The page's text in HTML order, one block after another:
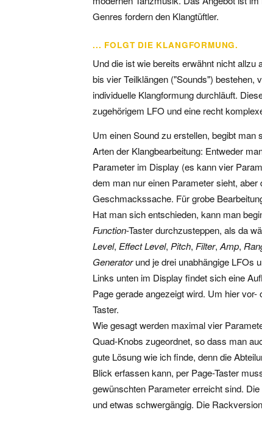
Genres fordern den Klangtüftler.
... FOLGT DIE KLANGFORMUNG.
Und die ist wie bereits erwähnt nicht allzu
bis vier Teilklängen ("Sounds") bestehen,
individuelle Klangformung durchläuft.
zugehörigem LFO und eine recht
Um einen Sound zu erstellen, begibt
Arten der Klangbearbeitung: Entweder
Parameter im Display (es kann vier
dem man nur einen Parameter sieht,
Geschmackssache. Für grobe
Hat man sich entschieden, kann man
Function-Taster durchzusteppen, als da
Level, Effect Level, Pitch, Filter, Amp,
Generatorund je drei unabhängige LFOs
Links unten im Display findet sich eine
Page gerade angezeigt wird. Um hier
Taster.
Wie gesagt werden maximal vier
Quad-Knobs zugeordnet, so dass man
gute Lösung wie ich finde, denn die
Blick erfassen kann, per Page-Taster
gewünschten Parameter erreicht sind.
und etwas schwergängig. Die